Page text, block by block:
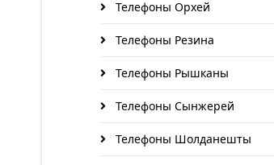
Телефоны Орхей
Телефоны Резина
Телефоны Рышканы
Телефоны Сынжерей
Телефоны Шолданешты